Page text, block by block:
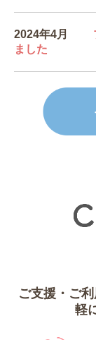
2024年4月
ました
ご支援・ご
軽